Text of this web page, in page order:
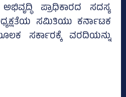
ಪ್ರಾಧಿಕಾರದ ಸದಸ್ಯ
ಸಮಿತಿಯು ಕರ್ನಾಟಕ
ಸರ್ಕಾರಕ್ಕೆ ವರದಿಯನ್ನು